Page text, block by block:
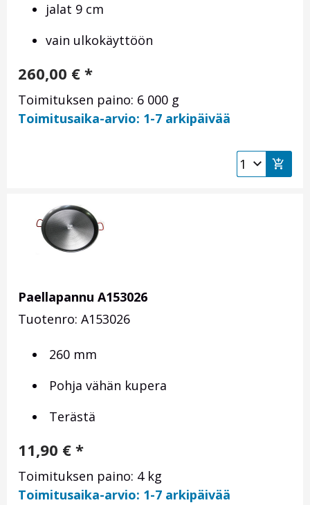
jalat 9 cm
vain ulkokäyttöön
260,00 € *
Toimituksen paino: 6 000 g
Toimitusaika-arvio: 1-7 arkipäivää
Paellapannu A153026
Tuotenro: A153026
260 mm
Pohja vähän kupera
Terästä
11,90 € *
Toimituksen paino: 4 kg
Toimitusaika-arvio: 1-7 arkipäivää